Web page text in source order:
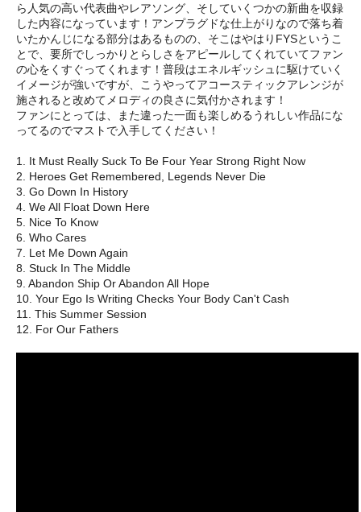
ら人気の高い代表曲やレアソング、そしていくつかの新曲を収録
した内容になっています！アンプラグドな仕上がりなので落ち着
いたかんじになる部分はあるものの、そこはやはりFYSというこ
とで、要所でしっかりとらしさをアピールしてくれていてファン
の心をくすぐってくれます！普段はエネルギッシュに駆けていく
イメージが強いですが、こうやってアコースティックアレンジが
施されると改めてメロディの良さに気付かされます！
ファンにとっては、また違った一面も楽しめるうれしい作品にな
ってるのでマストで入手してください！
1. It Must Really Suck To Be Four Year Strong Right Now
2. Heroes Get Remembered, Legends Never Die
3. Go Down In History
4. We All Float Down Here
5. Nice To Know
6. Who Cares
7. Let Me Down Again
8. Stuck In The Middle
9. Abandon Ship Or Abandon All Hope
10. Your Ego Is Writing Checks Your Body Can't Cash
11. This Summer Session
12. For Our Fathers